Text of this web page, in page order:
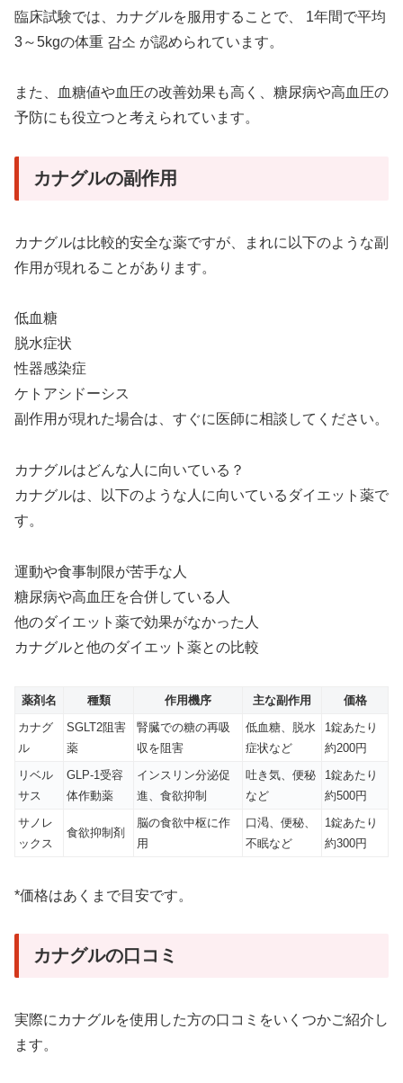
臨床試験では、カナグルを服用することで、 1年間で平均
3～5kgの体重 감소 が認められています。
また、血糖値や血圧の改善効果も高く、糖尿病や高血圧の
予防にも役立つと考えられています。
カナグルの副作用
カナグルは比較的安全な薬ですが、まれに以下のような副
作用が現れることがあります。
低血糖
脱水症状
性器感染症
ケトアシドーシス
副作用が現れた場合は、すぐに医師に相談してください。
カナグルはどんな人に向いている？
カナグルは、以下のような人に向いているダイエット薬で
す。
運動や食事制限が苦手な人
糖尿病や高血圧を合併している人
他のダイエット薬で効果がなかった人
カナグルと他のダイエット薬との比較
薬剤名 種類 作用機序 主な副作用
価格
カナグ
ル
SGLT2阻害
薬
腎臓での糖の再吸
収を阻害
低血糖、脱水
症状など
1錠あたり
約200円
リベル
サス
GLP-1受容
体作動薬
インスリン分泌促
進、食欲抑制
吐き気、便秘
など
1錠あたり
約500円
サノレ
ックス
食欲抑制剤
脳の食欲中枢に作
用
口渇、便秘、
不眠など
1錠あたり
約300円
*価格はあくまで目安です。
カナグルの口コミ
実際にカナグルを使用した方の口コミをいくつかご紹介し
ます。